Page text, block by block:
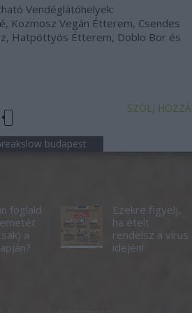
Vendéglátóhelyek:
Kozmosz Vegán Étterem, Csendes
Hatpöttyös Étterem, Doblo Bor és
SZÓLJ HOZZÁ
budapest
foglald
a
Ezekre figyelj,
ha ételt
rendelsz a vírus
idején!